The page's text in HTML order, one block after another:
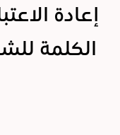
إعادة
الكلمة